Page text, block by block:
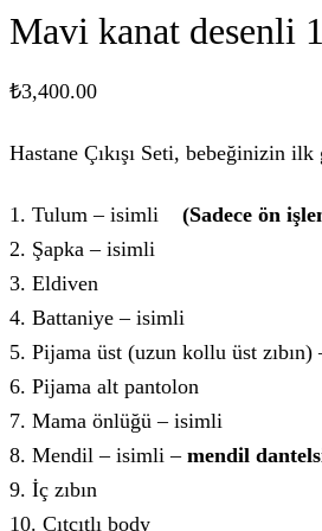
Mavi kanat desenli
₺3,400.00
Hastane Çıkışı Seti, bebeğinizin
1. Tulum – isimli (Sadece ön
2. Şapka – isimli
3. Eldiven
4. Battaniye – isimli
5. Pijama üst (uzun kollu üst
6. Pijama alt pantolon
7. Mama önlüğü – isimli
8. Mendil – isimli – mendil
9. İç zıbın
10. Çıtçıtlı body